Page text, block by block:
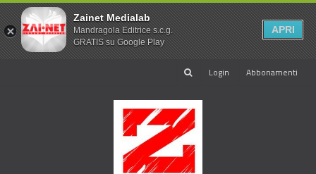
Login Abbonamenti
Zainet Medialab
Mandragola Editrice s.c.g.
GRATIS su Google Play
APRI